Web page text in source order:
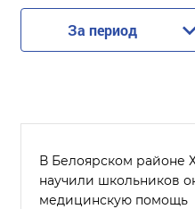
За период
В Белоярском районе
научили школьников
медицинскую помощь